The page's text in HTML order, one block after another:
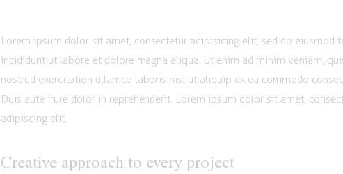
Lorem ipsum dolor sit amet, consectetur adipisicing elit, sed do eiusmod
incididunt ut labore et dolore magna aliqua. Ut enim ad minim veniam,
nostrud exercitation ullamco laboris nisi ut aliquip ex ea commodo
Duis aute irure dolor in reprehenderit. Lorem ipsum dolor sit amet,
adipiscing elit.
Creative approach to every project